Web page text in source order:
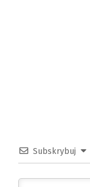
Subskrybuj